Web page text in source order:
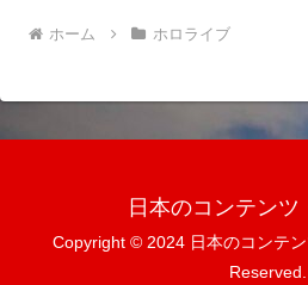
ホーム ホロライブ
日本のコンテンツ
Copyright © 2024 日本のコンテ
Reserved.